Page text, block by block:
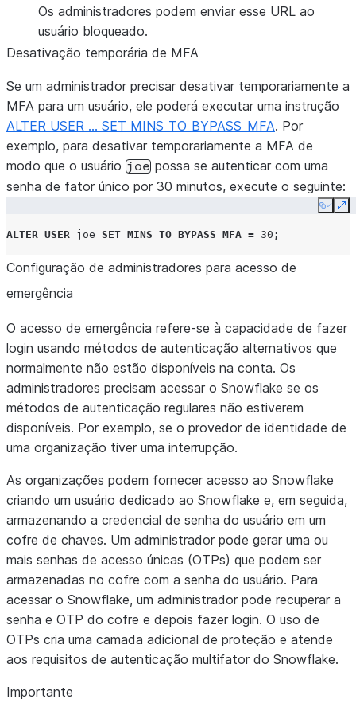
Os administradores podem enviar esse URL ao
usuário bloqueado.
Desativação temporária de MFA
Se um administrador precisar desativar temporariamente a
MFA para um usuário, ele poderá executar uma instrução
ALTER USER … SET MINS_TO_BYPASS_MFA. Por
exemplo, para desativar temporariamente a MFA de
modo que o usuário joe possa se autenticar com uma
senha de fator único por 30 minutos, execute o seguinte:
Copy
ALTER USER joe SET MINS_TO_BYPASS_MFA = 30 ;
Configuração de administradores para acesso de
emergência
O acesso de emergência refere-se à capacidade de fazer
login usando métodos de autenticação alternativos que
normalmente não estão disponíveis na conta. Os
administradores precisam acessar o Snowflake se os
métodos de autenticação regulares não estiverem
disponíveis. Por exemplo, se o provedor de identidade de
uma organização tiver uma interrupção.
As organizações podem fornecer acesso ao Snowflake
criando um usuário dedicado ao Snowflake e, em seguida,
armazenando a credencial de senha do usuário em um
cofre de chaves. Um administrador pode gerar uma ou
mais senhas de acesso únicas (OTPs) que podem ser
armazenadas no cofre com a senha do usuário. Para
acessar o Snowflake, um administrador pode recuperar a
senha e OTP do cofre e depois fazer login. O uso de
OTPs cria uma camada adicional de proteção e atende
aos requisitos de autenticação multifator do Snowflake.
Importante